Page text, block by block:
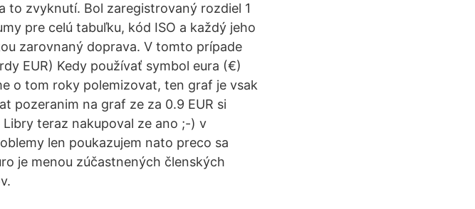
to zvyknutí. Bol zaregistrovaný rozdiel 1
pre celú tabuľku, kód ISO a každý jeho
zarovnaný doprava. V tomto prípade
EUR) Kedy používať symbol eura (€)
o tom roky polemizovat, ten graf je vsak
pozeranim na graf ze za 0.9 EUR si
Libry teraz nakupoval ze ano ;-) v
len poukazujem nato preco sa
je menou zúčastnených členských